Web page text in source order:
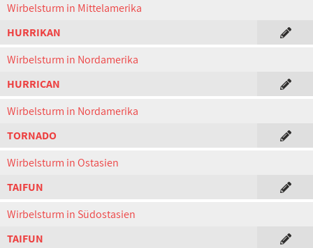
Wirbelsturm in Mittelamerika
HURRIKAN
Wirbelsturm in Nordamerika
HURRICAN
Wirbelsturm in Nordamerika
TORNADO
Wirbelsturm in Ostasien
TAIFUN
Wirbelsturm in Südostasien
TAIFUN